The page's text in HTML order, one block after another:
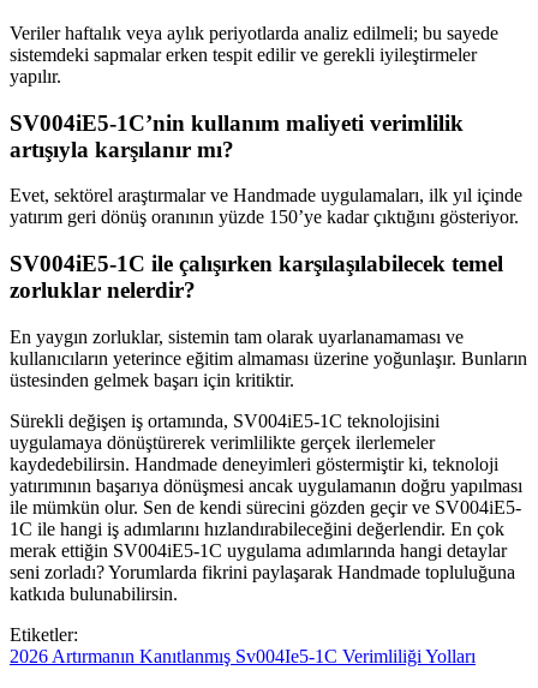
Veriler haftalık veya aylık periyotlarda analiz edilmeli; bu sayede
sistemdeki sapmalar erken tespit edilir ve gerekli iyileştirmeler
yapılır.
SV004iE5-1C’nin kullanım maliyeti verimlilik
artışıyla karşılanır mı?
Evet, sektörel araştırmalar ve Handmade uygulamaları, ilk yıl içinde
yatırım geri dönüş oranının yüzde 150’ye kadar çıktığını gösteriyor.
SV004iE5-1C ile çalışırken karşılaşılabilecek temel
zorluklar nelerdir?
En yaygın zorluklar, sistemin tam olarak uyarlanamaması ve
kullanıcıların yeterince eğitim almaması üzerine yoğunlaşır. Bunların
üstesinden gelmek başarı için kritiktir.
Sürekli değişen iş ortamında, SV004iE5-1C teknolojisini
uygulamaya dönüştürerek verimlilikte gerçek ilerlemeler
kaydedebilirsin. Handmade deneyimleri göstermiştir ki, teknoloji
yatırımının başarıya dönüşmesi ancak uygulamanın doğru yapılması
ile mümkün olur. Sen de kendi sürecini gözden geçir ve SV004iE5-
1C ile hangi iş adımlarını hızlandırabileceğini değerlendir. En çok
merak ettiğin SV004iE5-1C uygulama adımlarında hangi detaylar
seni zorladı? Yorumlarda fikrini paylaşarak Handmade topluluğuna
katkıda bulunabilirsin.
Etiketler:
2026 Artırmanın Kanıtlanmış Sv004Ie5-1C Verimliliği Yolları